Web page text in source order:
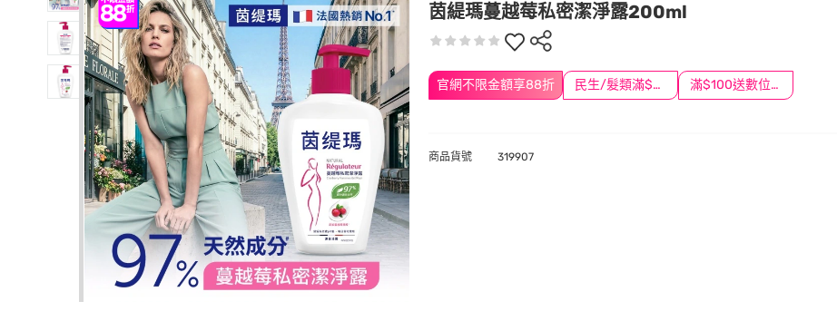
茵緹瑪蔓越莓私密潔淨露200ml
官網不限金額享88折 民生/髮類滿$388送舒潔冰巾 滿$100送數位印花
商品貨號 319907